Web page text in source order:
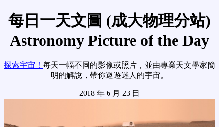
每日一天文圖 (成大物理分站)
Astronomy Picture of the Day
探索宇宙！ 每天一幅不同的影像或照片，並由專業天文學家簡
明的解說，帶你遨遊迷人的宇宙。
2018 年 6 月 23 日